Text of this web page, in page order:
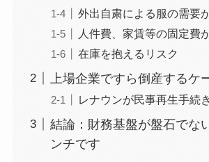
外出自粛による服の需要
人件費、家賃等の固定費
在庫を抱えるリスク
上場企業ですら倒産するケ
レナウンが民事再生手続
結論：財務基盤が盤石でな
ンチです